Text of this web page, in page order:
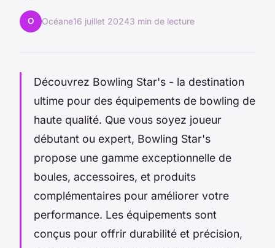
O Océane16 juillet 20243 min de lecture
Découvrez Bowling Star's - la destination
ultime pour des équipements de bowling de
haute qualité. Que vous soyez joueur
débutant ou expert, Bowling Star's
propose une gamme exceptionnelle de
boules, accessoires, et produits
complémentaires pour améliorer votre
performance. Les équipements sont
conçus pour offrir durabilité et précision,